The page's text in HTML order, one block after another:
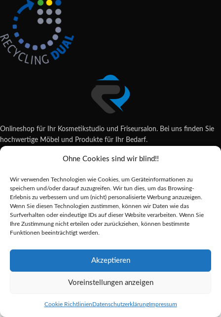
Ohne Cookies sind wir blind!!
Wir verwenden Technologien wie Cookies, um Geräteinformationen zu
speichern und/oder darauf zuzugreifen. Wir tun dies, um das Browsing-
Erlebnis zu verbessern und um (nicht) personalisierte Werbung anzuzeigen.
Wenn Sie diesen Technologien zustimmen, können wir Daten wie das
Surfverhalten oder eindeutige IDs auf dieser Website verarbeiten. Wenn Sie
Ihre Zustimmung nicht erteilen oder zurückziehen, können bestimmte
Funktionen beeinträchtigt werden.
Akzeptieren
Voreinstellungen anzeigen
Cookie RichtlinienDatenschutzerklärungImpressum
Onlineshop für Ihr Kosmetikstudio und Friseursalon. Bei uns finden Sie
hochwertige Möbel und Produkte für Ihr Bedarf.
Wildsachsener Str. 6, 65207 Wiesbaden
shop@reda-shop.de
REDA SHOP - Hochwertige Studio Ausstattung
2025.
500g
9,54 Vorrätig
Alle Preise inkl. der gesetzlichen MwSt.
Die durchgestrichenen Preise entsprechen dem bisherigen Preis in diesem
Online-Shop.